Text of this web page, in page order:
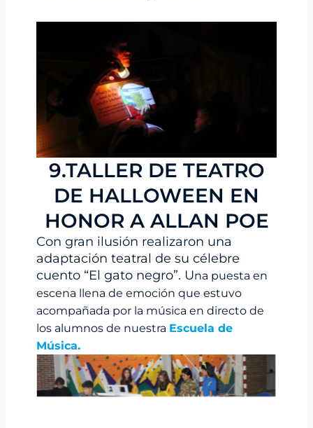
9.TALLER DE TEATRO
DE HALLOWEEN EN
HONOR A ALLAN POE
Con gran ilusión realizaron una
adaptación teatral de su célebre
cuento “El gato negro”. Una puesta en
escena llena de emoción que estuvo
acompañada por la música en directo de
los alumnos de nuestra Escuela de
Música.